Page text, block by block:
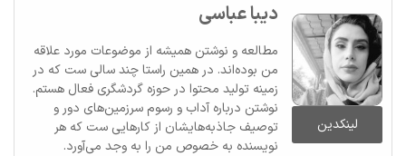
لینکدین
دیبا عباسی
مطالعه و نوشتن همیشه از موضوعات مورد علاقه
من بوده‌اند. در همین راستا چند سالی ست که در
زمینه تولید محتوا در حوزه گردشگری فعال هستم.
نوشتن درباره آداب و رسوم سرزمین‌های دور و
توصیف جاذبه‌هایشان از کارهایی ست که هر
نویسنده به خصوص من را به وجد می‌آورد.